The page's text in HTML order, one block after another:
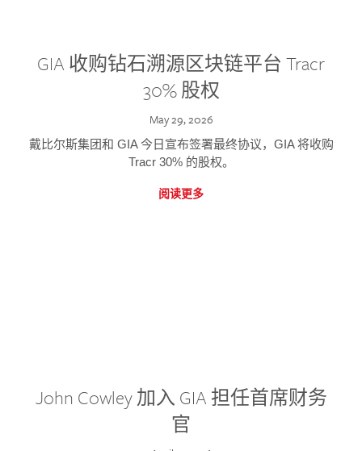
GIA 收购钻石溯源区块链平台 Tracr
30% 股权
May 29, 2026
戴比尔斯集团和 GIA 今日宣布签署最终协议，GIA 将收购
Tracr 30% 的股权。
阅读更多
John Cowley 加入 GIA 担任首席财务
官